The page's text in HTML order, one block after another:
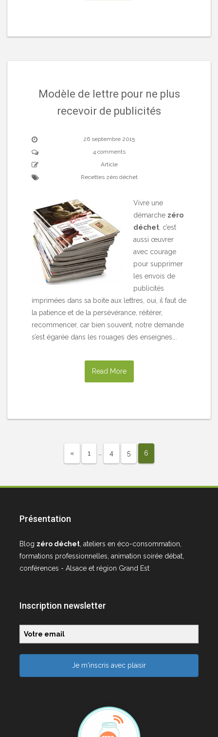
Modèle de lettre pour ne plus
recevoir de publicités
26 septembre 2015
4 comments
Article
Recettes zéro déchet
Vivre une
démarche zéro
déchet , c’est
aussi œuvrer
avec courage
pour supprimer
les envois de
publicités
imprimées dans sa boite aux lettres, oui, il faut de
la patience et de la persévérance, réitérer,
recommencer, car bien souvent, notre demande
s’est égarée dans les rouages des enseignes….
Read More
« 1 4 5 6
Présentation
Blog zéro déchet , ateliers en éco-consommation,
formations professionnelles, animation soirée débat,
conférences - Alsace et région Grand Est
Inscription newsletter
Je m'inscris avec plaisir